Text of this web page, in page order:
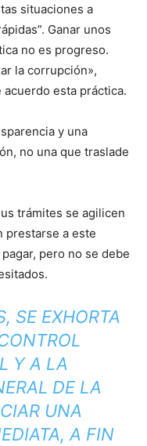
situaciones a
Ganar unos
no es progreso.
la corrupción»,
esta práctica.
y una
no una que traslade
trámites se agilicen
prestarse a este
pero no se debe
SE EXHORTA
Y A LA
DE LA
UNA
A FIN